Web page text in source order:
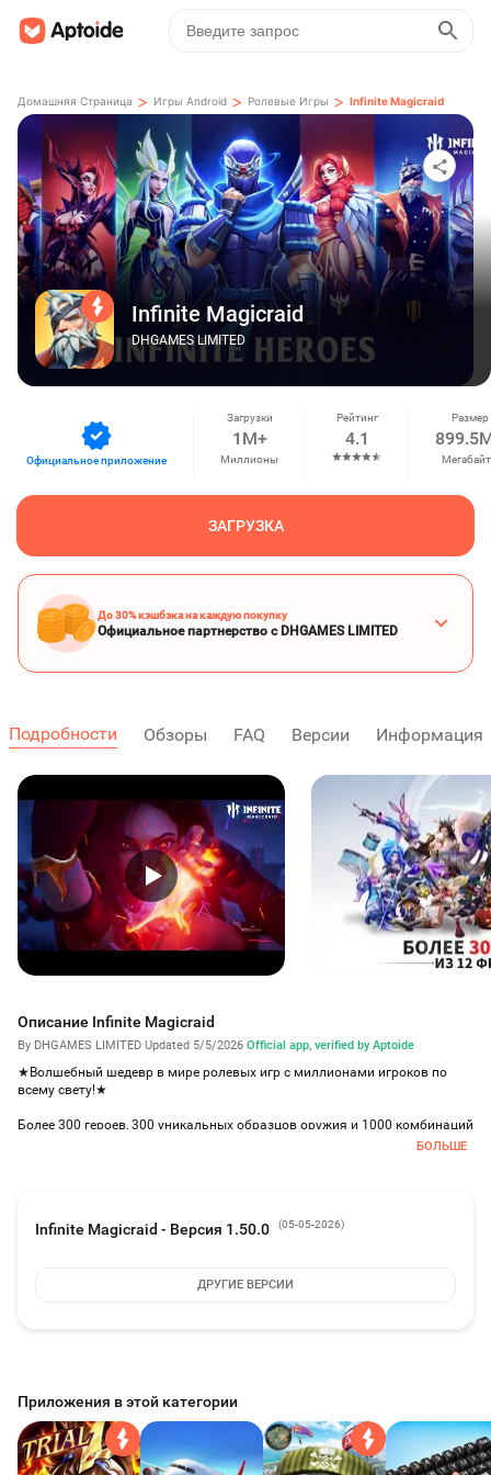
Домашняя Страница > Игры Android > Ролевые Игры > Infinite Magicraid
Infinite Magicraid
DHGAMES LIMITED
Официальное приложение
Загрузки
1M+
Миллионы
Рейтинг
4.1
Размер
ЗАГРУЗКА
До 30% кэшбэка на каждую покупку
Официальное партнерство с DHGAMES LIMITED
Подробности Обзоры FAQ Версии Информация
Описание Infinite Magicraid
By DHGAMES LIMITED·Updated 5/5/2026·Official app, verified by Aptoide
★Волшебный шедевр в мире ролевых игр с миллионами игроков по
всему свету!★
Более 300 героев, 300 уникальных образцов оружия и 1000 комбинаций
навыков. Вас ждут события с щедрыми наградами и десятки испытаний
★-СОБЕРИТЕ КОЛЛЕКЦИЮ: 12 сил, 300+ героев -★
таинственные силы из морских глубин!
награды!
Настраивайте состав под меняющиеся условия и постоянно
преодолевайте лимит развития в разнообразных тематических
испытаниях подземелий!
БОЛЬШЕ
Infinite Magicraid - Версия 1.50.0 (05-05-2026)
ДРУГИЕ ВЕРСИИ
Приложения в этой категории